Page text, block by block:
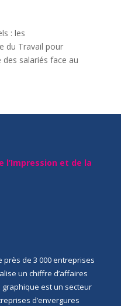
: les
du Travail pour
salariés face au
l’Impression et de la
près de 3 000 entreprises
un chiffre d’affaires
graphique est un secteur
d’envergures